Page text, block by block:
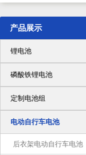
产品展示
锂电池
磷酸铁锂电池
定制电池组
电动自行车电池
后衣架电动自行车电池